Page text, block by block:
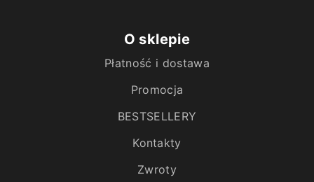
O sklepie
Płatność i dostawa
Promocja
BESTSELLERY
Kontakty
Zwroty